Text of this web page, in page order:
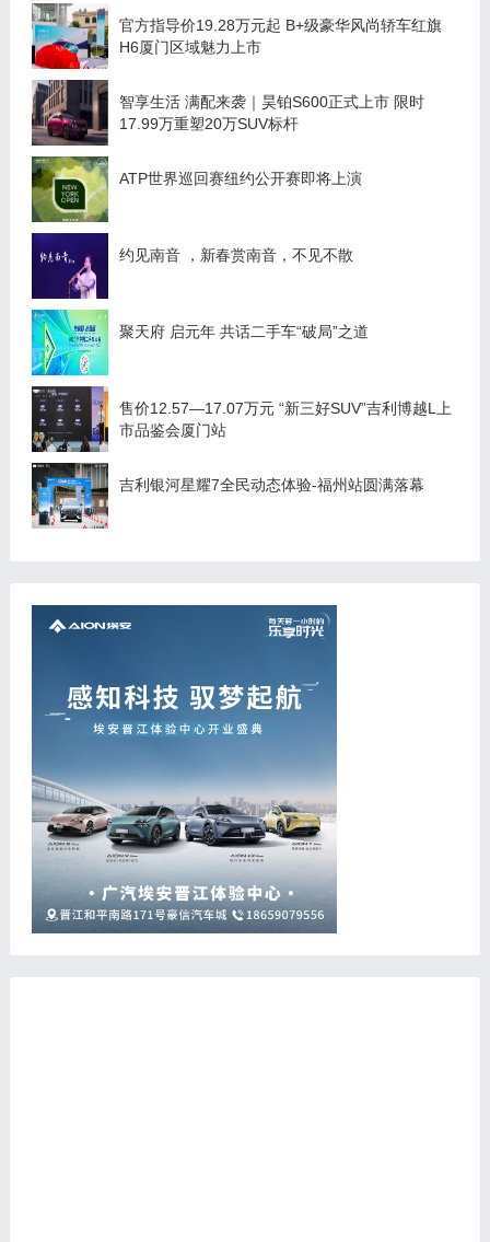
官方指导价19.28万元起 B+级豪华风尚轿车红旗
H6厦门区域魅力上市
智享生活 满配来袭｜昊铂S600正式上市 限时
17.99万重塑20万SUV标杆
ATP世界巡回赛纽约公开赛即将上演
约见南音 ，新春赏南音，不见不散
聚天府 启元年 共话二手车“破局”之道
售价12.57—17.07万元 “新三好SUV”吉利博越L上
市品鉴会厦门站
吉利银河星耀7全民动态体验-福州站圆满落幕